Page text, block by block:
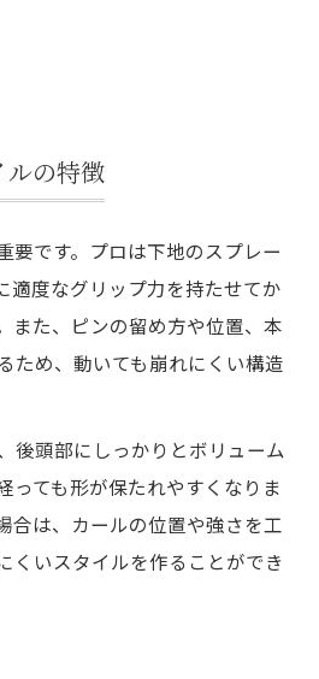
ルの特徴
要です。プロは下地のスプレー
適度なグリップ力を持たせてか
また、ピンの留め方や位置、本
ため、動いても崩れにくい構造
後頭部にしっかりとボリューム
っても形が保たれやすくなりま
合は、カールの位置や強さを工
くいスタイルを作ることができ